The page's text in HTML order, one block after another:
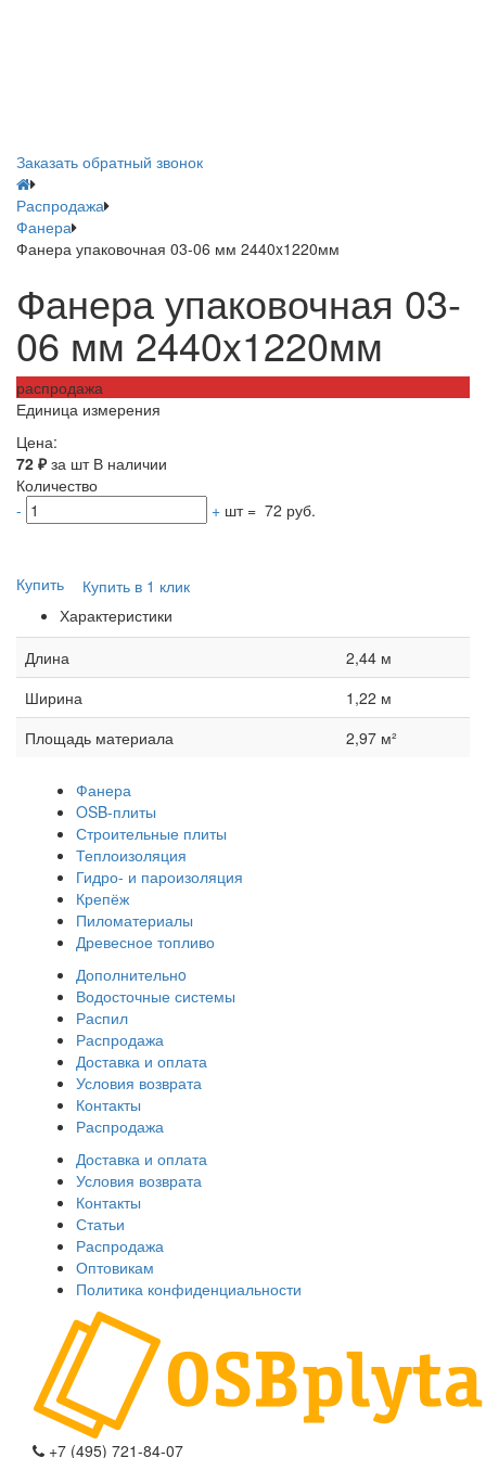
Заказать обратный звонок
Распродажа
Фанера
Фанера упаковочная 03-06 мм 2440x1220мм
Фанера упаковочная 03-
06 мм 2440x1220мм
распродажа
Единица измерения
Цена:
72 ₽за шт В наличии
Количество
-
+ шт = 72 руб.
Купить
Купить в 1 клик
Характеристики
Длина
2,44 м
Ширина
1,22 м
Площадь материала
2,97 м²
Фанера
OSB-плиты
Строительные плиты
Теплоизоляция
Гидро- и пароизоляция
Крепёж
Пиломатериалы
Древесное топливо
Дополнительнo
Водосточные системы
Распил
Распродажа
Доставка и оплата
Условия возврата
Контакты
Распродажа
Доставка и оплата
Условия возврата
Контакты
Статьи
Распродажа
Оптовикам
Политика конфиденциальности
+7 (495) 721-84-07